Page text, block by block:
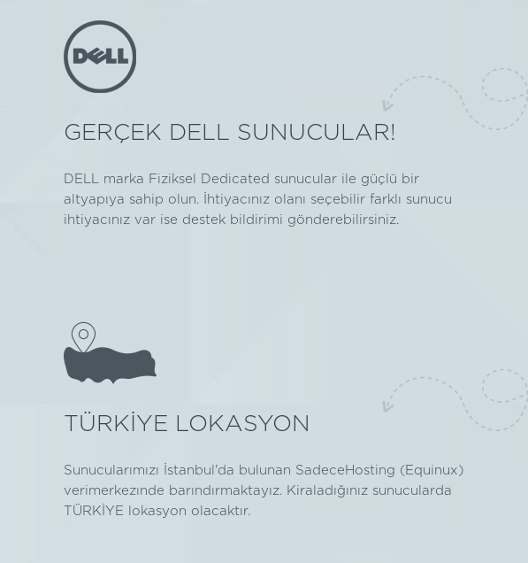
GERÇEK DELL SUNUCULAR!
DELL marka Fiziksel Dedicated sunucular ile güçlü bir
altyapıya sahip olun. İhtiyacınız olanı seçebilir farklı sunucu
ihtiyacınız var ise destek bildirimi gönderebilirsiniz.
TÜRKİYE LOKASYON
Sunucularımızı İstanbul'da bulunan SadeceHosting (Equinux)
verimerkezınde barındırmaktayız. Kiraladığınız sunucularda
TÜRKİYE lokasyon olacaktır.